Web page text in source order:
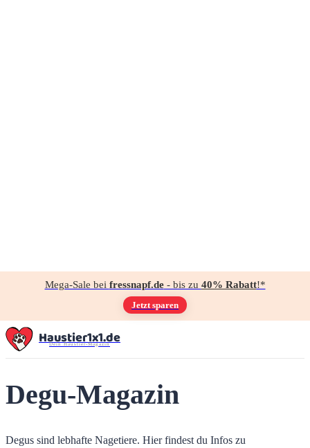
Mega-Sale bei fressnapf.de- bis zu 40% Rabatt!*
Jetzt sparen
Haustier1x1.de
Dein Haustier-Magazin
Degu-Magazin
Degus sind lebhafte Nagetiere. Hier findest du Infos zu